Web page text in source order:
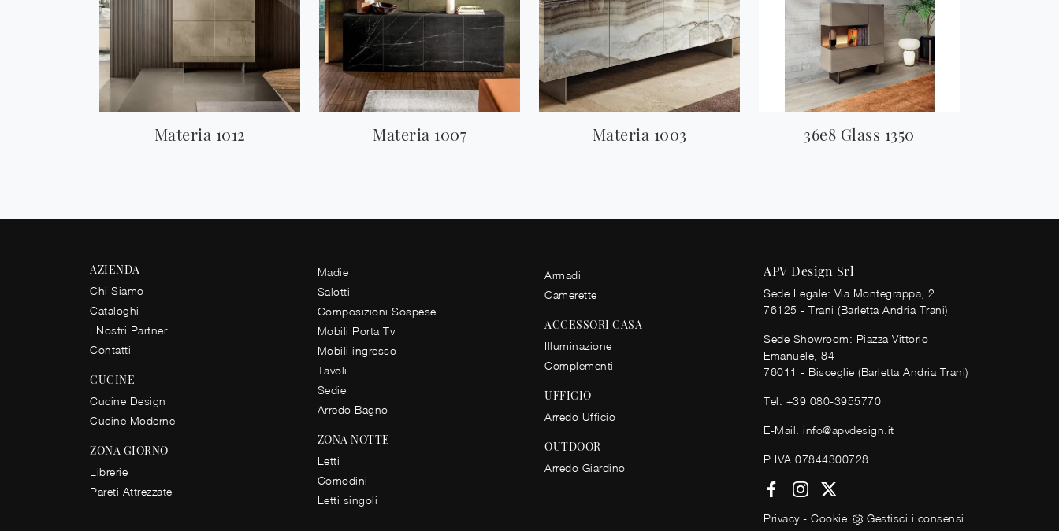
Materia 1012 Materia 1007 Materia 1003 36e8 Glass 1350
AZIENDA
Chi Siamo
Cataloghi
I Nostri Partner
Contatti
CUCINE
Cucine Design
Cucine Moderne
ZONA GIORNO
Librerie
Pareti Attrezzate
Madie
Salotti
Composizioni Sospese
Mobili Porta Tv
Mobili ingresso
Tavoli
Sedie
Arredo Bagno
ZONA NOTTE
Letti
Comodini
Letti singoli
Armadi
Camerette
ACCESSORI CASA
Illuminazione
Complementi
UFFICIO
Arredo Ufficio
OUTDOOR
Arredo Giardino
APV Design Srl
Sede Legale: Via Montegrappa, 2
76125 - Trani (Barletta Andria Trani)
Sede Showroom: Piazza Vittorio
Emanuele, 84
76011 - Bisceglie (Barletta Andria Trani)
Tel. +39 080-3955770
E-Mail. info@apvdesign.it
P.IVA 07844300728
Privacy- Cookie Gestisci i consensi